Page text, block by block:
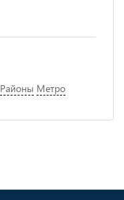
Районы Метро